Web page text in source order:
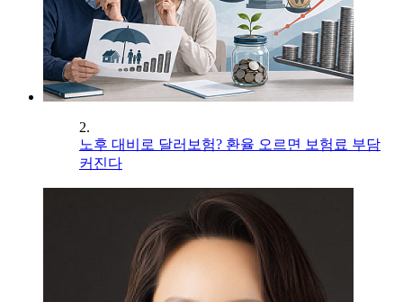
2.
노후 대비로 달러보험? 환율 오르면 보험료 부담
커진다